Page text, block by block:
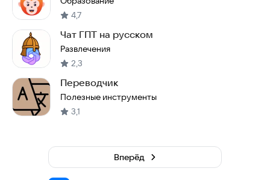
4,7
Чат ГПТ на русском
Развлечения
2,3
Переводчик
Полезные инструменты
3,1
Вперёд